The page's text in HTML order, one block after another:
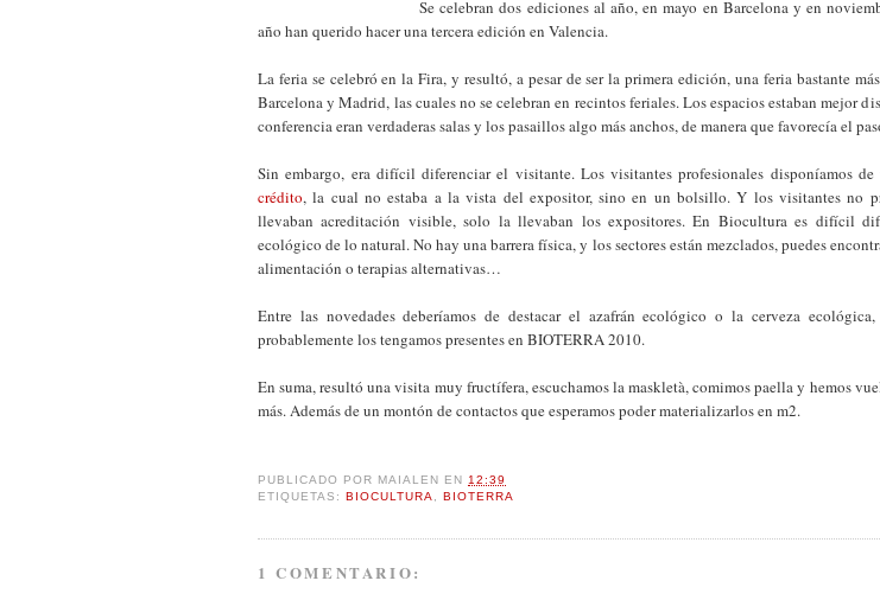
Se celebran dos ediciones al año, en mayo en Barcelona y en
año han querido hacer una tercera edición en Valencia.
La feria se celebró en la Fira, y resultó, a pesar de ser la primera edición, una feria bastante
Barcelona y Madrid, las cuales no se celebran en recintos feriales. Los espacios estaban mejor
conferencia eran verdaderas salas y los pasaillos algo más anchos, de manera que favorecía el
Sin embargo, era difícil diferenciar el visitante. Los visitantes profesionales disponíamos
crédito, la cual no estaba a la vista del expositor, sino en un bolsillo. Y los visitantes no
llevaban acreditación visible, solo la llevaban los expositores. En Biocultura es difícil
ecológico de lo natural. No hay una barrera física, y los sectores están mezclados, puedes
alimentación o terapias alternativas…
Entre las novedades deberíamos de destacar el azafrán ecológico o la cerveza
probablemente los tengamos presentes en BIOTERRA 2010.
En suma, resultó una visita muy fructífera, escuchamos la maskletà, comimos paella y hemos
más. Además de un montón de contactos que esperamos poder materializarlos en m2.
PUBLICADO POR MAIALEN EN12:39
ETIQUETAS: BIOCULTURA, BIOTERRA
1 COMENTARIO: